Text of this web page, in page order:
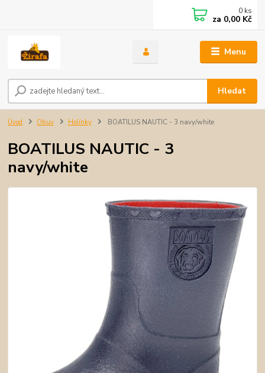
Menu
Hledat
0 ks
za 0,00 Kč
Úvod Obuv Holínky BOATILUS NAUTIC - 3 navy/white
BOATILUS NAUTIC - 3
navy/white